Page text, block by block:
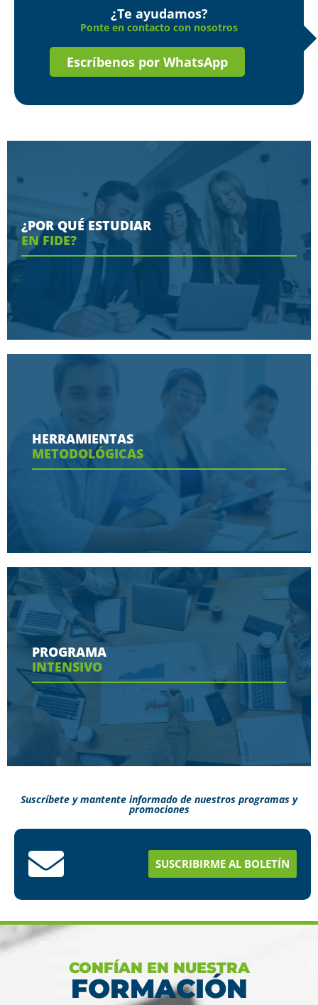
¿Te ayudamos?
Ponte en contacto con nosotros
Escríbenos por WhatsApp
¿POR QUÉ ESTUDIAR
EN FIDE?
Conoce aquí las razones porque nos eligen
Ver más
HERRAMIENTAS
METODOLÓGICAS
Conoce aquí las herramientas con las que
contaras en tu programa
Ver más
PROGRAMA
INTENSIVO
estudios en menos tiempo
Suscríbete y mantente informado de nuestros programas y
promociones
SUSCRIBIRME AL BOLETÍN
CONFÍAN EN NUESTRA
FORMACIÓN